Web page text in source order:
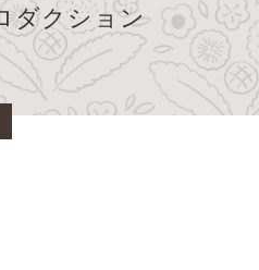
ダクション